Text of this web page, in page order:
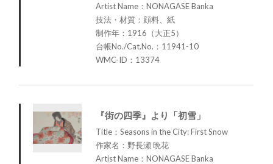
Artist Name：NONAGASE Banka
技法・材質：顔料、紙
制作年：1916（大正5）
台帳No./Cat.No.：11941-10
WMC-ID：13374
『街の四季』より「初雪」
Title：Seasons in the City: First Snow
作家名：野長瀬 晩花
Artist Name：NONAGASE Banka